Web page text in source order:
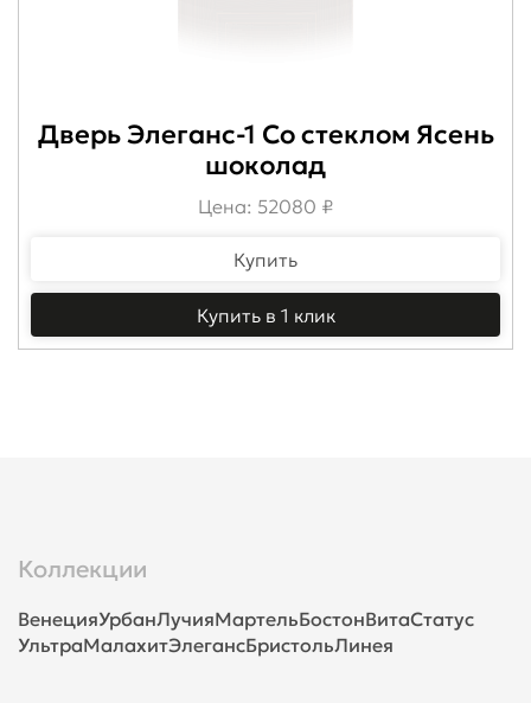
Дверь Элеганс-1 Со стеклом Ясень
шоколад
Цена: 52080 ₽
Купить
Купить в 1 клик
Коллекции
ВенецияУрбанЛучияМартельБостонВитаСтатус
УльтраМалахитЭлегансБристольЛинея